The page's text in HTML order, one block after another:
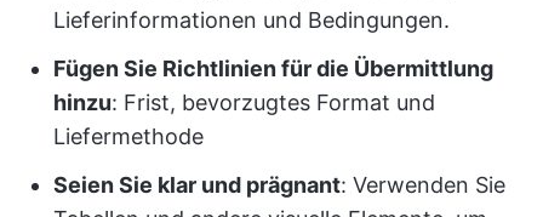
Lieferinformationen und Bedingungen.
Fügen Sie Richtlinien für die Übermittlung
hinzu: Frist, bevorzugtes Format und
Liefermethode
Seien Sie klar und prägnant: Verwenden Sie